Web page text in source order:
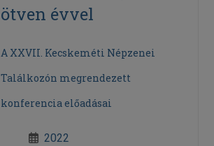
ötven évvel
A XXVII. Kecskeméti Népzenei
Találkozón megrendezett
konferencia előadásai
2022